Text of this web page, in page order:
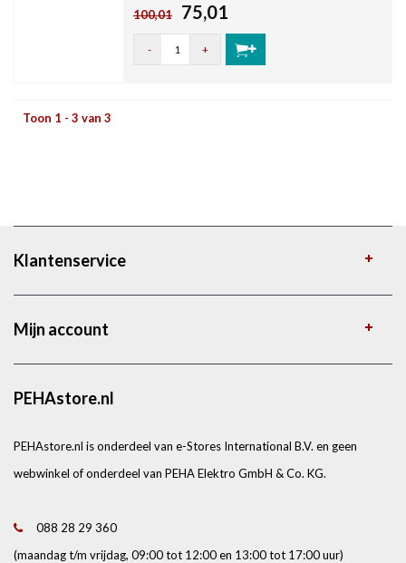
100,01 75,01
- +
Toon 1 - 3 van 3
Klantenservice
Mijn account
PEHAstore.nl
PEHAstore.nl is onderdeel van e-Stores International B.V. en geen
webwinkel of onderdeel van PEHA Elektro GmbH & Co. KG.
088 28 29 360
(maandag t/m vrijdag, 09:00 tot 12:00 en 13:00 tot 17:00 uur)